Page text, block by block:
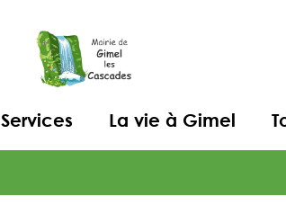
Services La vie à Gimel